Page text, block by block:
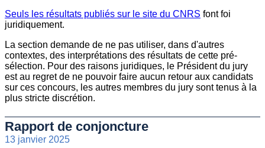
Seuls les résultats publiés sur le site du CNRS font foi
juridiquement.
La section demande de ne pas utiliser, dans d'autres
contextes, des interprétations des résultats de cette pré-
sélection. Pour des raisons juridiques, le Président du jury
est au regret de ne pouvoir faire aucun retour aux candidats
sur ces concours, les autres membres du jury sont tenus à la
plus stricte discrétion.
Rapport de conjoncture
13 janvier 2025